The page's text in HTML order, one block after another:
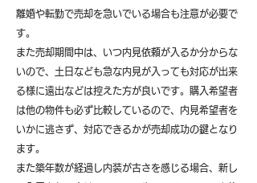
離婚や転勤で売却を急いでいる場合も注意が必要で
す。
また売却期間中は、いつ内見依頼が入るか分からな
いので、土日なども急な内見が入っても対応が出来
る様に遠出などは控えた方が良いです。購入希望者
は他の物件も必ず比較しているので、内見希望者を
いかに逃さず、対応できるかが売却成功の鍵となり
ます。
また築年数が経過し内装が古さを感じる場合、新し